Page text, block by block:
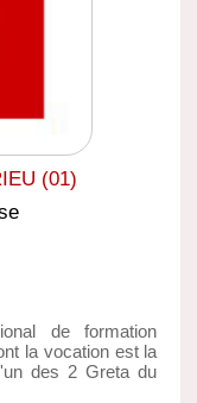
(01)
de formation
la vocation est la
des 2 Greta du